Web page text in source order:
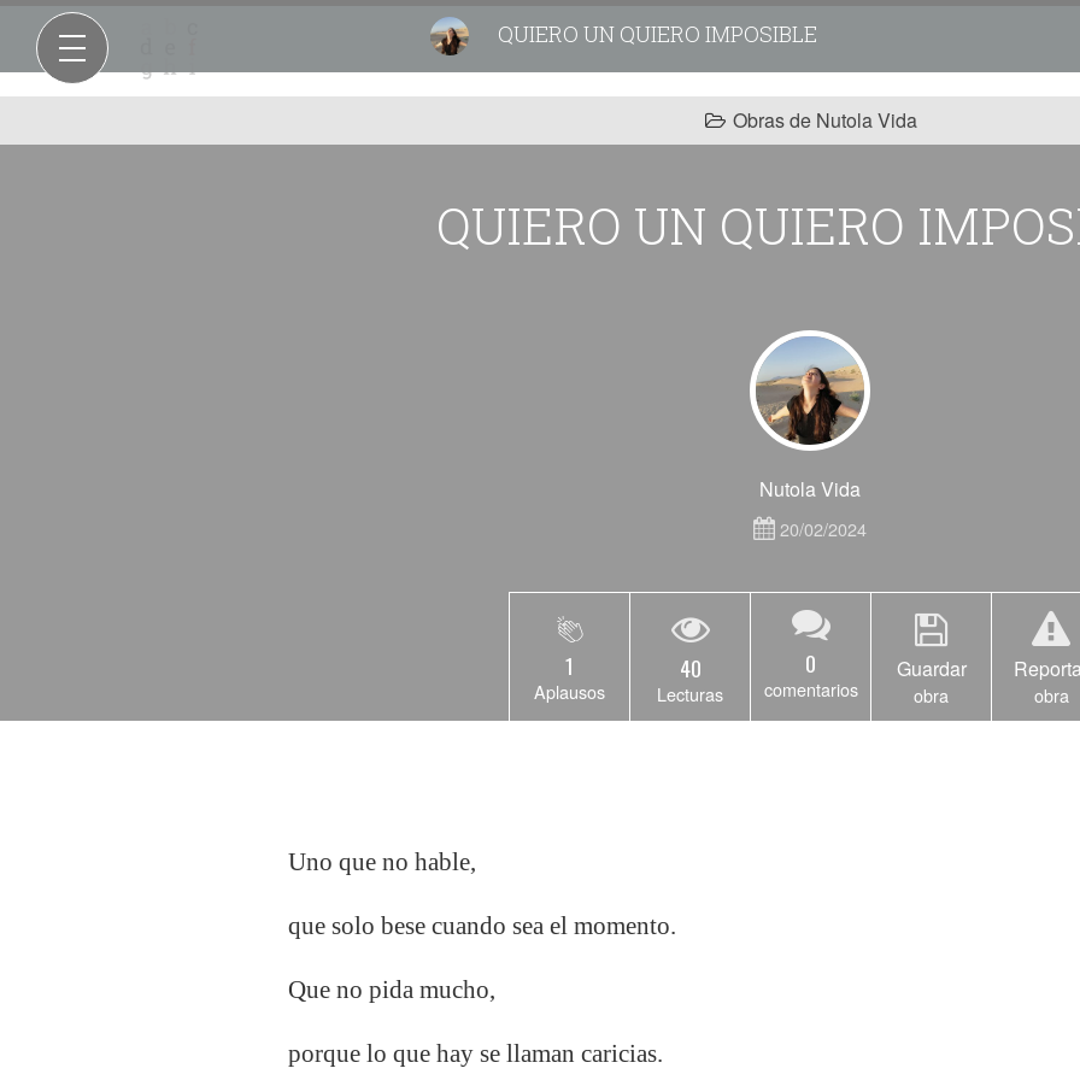
QUIERO UN QUIERO IMPOSIBLE
Obras de Nutola Vida
QUIERO UN QUIERO
Nutola Vida
20/02/2024
1
Aplausos
40
Lecturas
0
comentarios
Guardar
obra obra
Uno que no hable,
que solo bese cuando sea el momento.
Que no pida mucho,
porque lo que hay se llaman caricias.